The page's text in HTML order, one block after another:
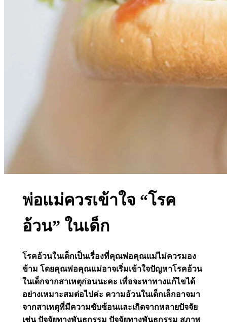
พ่อแม่ควรเข้าใจ “โรค
อ้วน” ในเด็ก
โรคอ้วนในเด็กเป็นเรื่องที่คุณพ่อคุณแม่ไม่ควรมอง
ข้าม โดยคุณพ่อคุณแม่อาจเริ่มเข้าใจปัญหาโรคอ้วน
ในเด็กจากสาเหตุก่อนนะคะ เพื่อจะหาทางแก้ไขได้
อย่างเหมาะสมต่อไปค่ะ ความอ้วนในเด็กเล็กอาจมา
จากสาเหตุที่มีความซับซ้อนและเกิดจากหลายปัจจัย
เช่น ปัจจัยทางพันธุกรรม ปัจจัยทางพันธุกรรม สภาพ